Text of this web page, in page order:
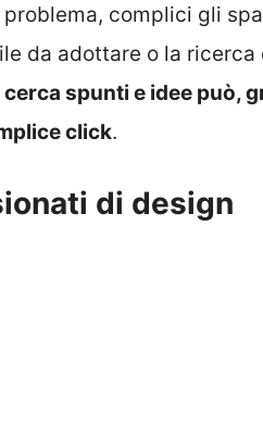
complici gli
da adottare o la ricerca
spunti e idee può,
click.
di design